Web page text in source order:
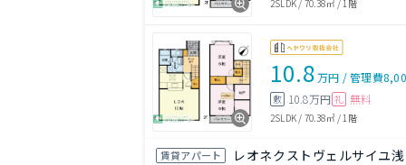
2SLDK / 70.38㎡/1階
10.8万円 /管理費
敷 10.8万円 礼 無料
2SLDK / 70.38㎡/1階
賃貸アパート レオネクストヴェルサイユ